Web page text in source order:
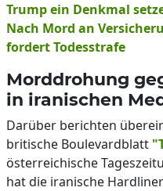
Trump ein Denkmal
Nach Mord an
fordert Todesstrafe
Morddrohung
in iranischen
Darüber berichten
britische Boulevardblatt
österreichische
hat die iranische